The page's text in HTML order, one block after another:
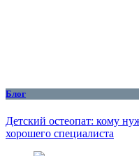
Блог
Детский остеопат: кому
хорошего специалиста